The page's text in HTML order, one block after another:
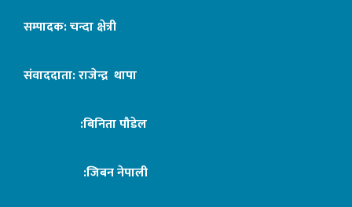
सम्पादक: चन्दा क्षेत्री
संवाददाता: राजेन्द्र थापा
:बिनिता पौडेल
:जिबन नेपाली